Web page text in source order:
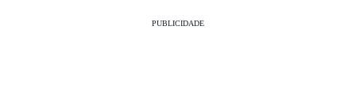
PUBLICIDADE